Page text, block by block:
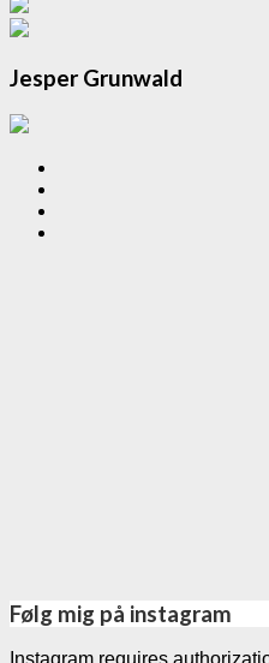
Jesper Grunwald
Følg mig på instagram